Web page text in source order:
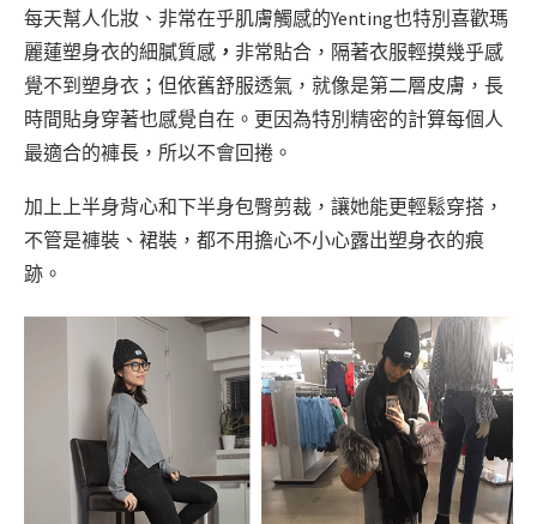
每天幫人化妝、非常在乎肌膚觸感的Yenting也特別喜歡瑪
麗蓮塑身衣的細膩質感 ， 非常貼合，隔著衣服輕摸幾乎感
覺不到塑身衣；但依舊舒服透氣，就像是第二層皮膚，長
時間貼身穿著也感覺自在。更因為特別精密的計算每個人
最適合的褲長，所以不會回捲。
加上上半身背心和下半身包臀剪裁，讓她能更輕鬆穿搭，
不管是褲裝、裙裝，都不用擔心不小心露出塑身衣的痕
跡。